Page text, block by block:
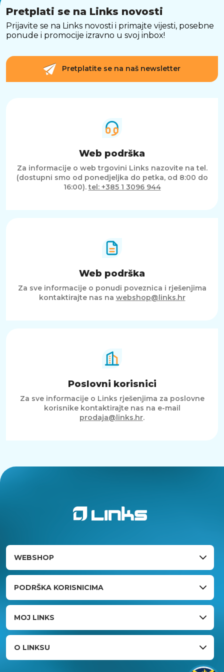
Pretplati se na Links novosti
Prijavite se na Links novosti i primajte vijesti, posebne
ponude i promocije izravno u svoj inbox!
Pretplatite se na naš newsletter
Web podrška
Za informacije o web trgovini Links nazovite na tel.
(dostupni smo od ponedjeljka do petka, od 8:00 do
16:00).tel: +385 1 3096 944
Web podrška
Za sve informacije o ponudi poveznica i rješenjima
kontaktirajte nas na webshop@links.hr
Poslovni korisnici
Za sve informacije o Links rješenjima za poslovne
korisnike kontaktirajte nas na e-mail
prodaja@links.hr.
WEBSHOP
PODRŠKA KORISNICIMA
MOJ LINKS
O LINKSU